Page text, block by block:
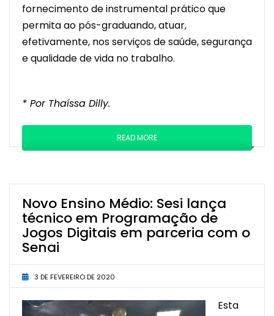
fornecimento de instrumental prático que
permita ao pós-graduando, atuar,
efetivamente, nos serviços de saúde, segurança
e qualidade de vida no trabalho.
* Por Thaíssa Dilly.
READ MORE
Novo Ensino Médio: Sesi lança
técnico em Programação de
Jogos Digitais em parceria com o
Senai
3 DE FEVEREIRO DE 2020
Esta